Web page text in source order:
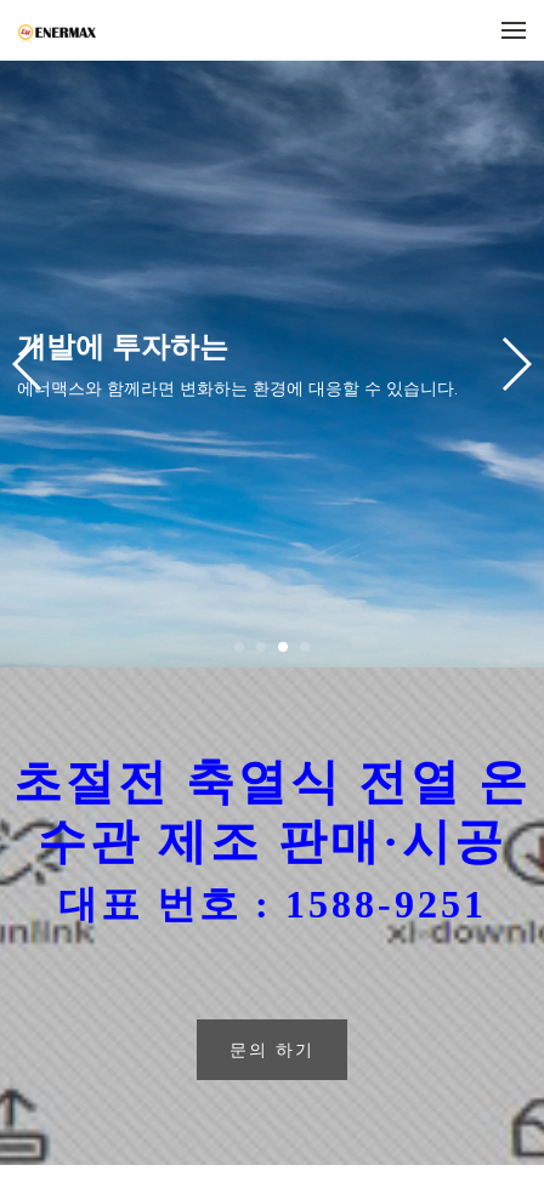
개발에 투자하는
에너맥스와 함께라면 변화하는 환경에 대응할 수 있습니다.
초절전 축열식 전열 온
수관 제조 판매·시공
대표 번호 : 1588-9251
문의 하기